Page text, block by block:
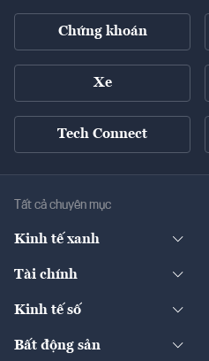
Chứng khoán
Xe
Tech Connect
Tất cả chuyên mục
Kinh tế xanh
Diễn đàn
Tài chính
Ngân hàng
Kinh tế số
Sản phẩm - Thị trường
Bất động sản